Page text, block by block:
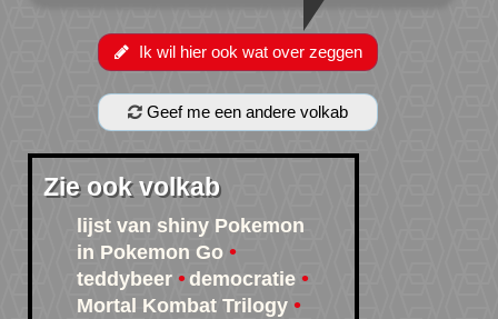
Ik wil hier ook wat over zeggen
Geef me een andere volkab
Zie ook volkab
lijst van shiny Pokemon
in Pokemon Go
teddybeer
democratie
Mortal Kombat Trilogy